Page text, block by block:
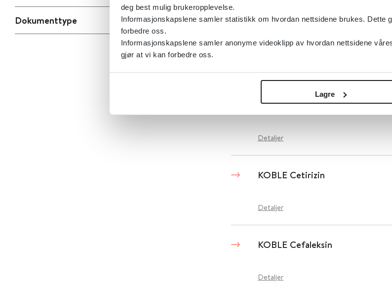
deg best mulig brukeropplevelse.
Informasjonskapslene samler statistikk om hvordan nettsidene brukes. Dette
forbedre oss.
Informasjonskapslene samler anonyme videoklipp av hvordan nettsidene
gjør at vi kan forbedre oss.
Lagre
Dokumenttype
KOBLE Desloratadin
Detaljer
KOBLE Cetirizin
Detaljer
KOBLE Cefaleksin
Detaljer